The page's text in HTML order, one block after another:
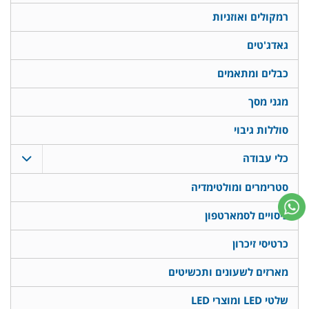
רמקולים ואוזניות
גאדג'טים
כבלים ומתאמים
מגני מסך
סוללות גיבוי
כלי עבודה
סטרימרים ומולטימדיה
כיסויים לסמארטפון
כרטיסי זיכרון
מארזים לשעונים ותכשיטים
שלטי LED ומוצרי LED